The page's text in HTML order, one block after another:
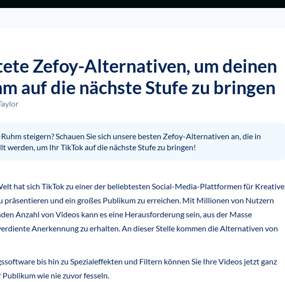
Zefoy-Alternativen, um deinen
auf die nächste Stufe zu bringen
steigern? Schauen Sie sich unsere besten Zefoy-Alternativen an, die in
werden, um Ihr TikTok auf die nächste Stufe zu bringen!
hat sich TikTok zu einer der beliebtesten Social-Media-Plattformen für Kreative
präsentieren und ein großes Publikum zu erreichen. Mit Millionen von Nutzern
Anzahl von Videos kann es eine Herausforderung sein, aus der Masse
Anerkennung zu erhalten. An dieser Stelle kommen die Alternativen von
bis hin zu Spezialeffekten und Filtern können Sie Ihre Videos jetzt ganz
wie nie zuvor fesseln.